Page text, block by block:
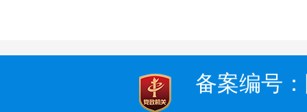
备案编号